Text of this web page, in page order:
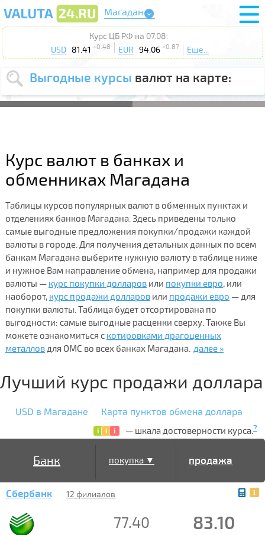
Магадан
Курс ЦБ РФ на 07.08:
USD 81.41 +0.48 EUR 94.06 +0.87 Еще...
Выгодные курсы валют на карте:
Выберите
USD EUR
Выберите
действие: Продать
Поиск
Курс валют в банках и
обменниках Магадана
Таблицы курсов популярных валют в обменных пунктах и
отделениях банков Магадана. Здесь приведены только
самые выгодные предложения покупки/продажи каждой
валюты в городе. Для получения детальных данных по всем
банкам Магадана выберите нужную валюту в таблице ниже
и нужное Вам направление обмена, например для продажи
валюты — курс покупки долларовили покупки евро, или
наоборот, курс продажи долларовили продажи евро — для
покупки валюты. Таблица будет отсортирована по
выгодности: самые выгодные расценки сверху. Также Вы
можете ознакомиться с котировками драгоценных
металловдля ОМС во всех банках Магадана. далее »
Лучший курс продажи доллара
USD в Магадане Карта пунктов обмена доллара
— шкала достоверности курса.?
Банк покупка ▼ продажа
Сбербанк 12 филиалов
77.40 83.10